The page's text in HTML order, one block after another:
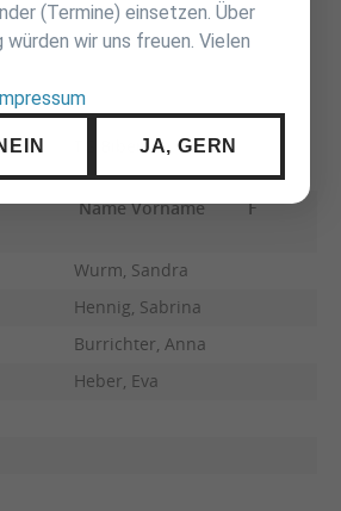
TG Biberach
Name Vorname F
Wurm, Sandra
Hennig, Sabrina
Burrichter, Anna
Heber, Eva
(Termine) einsetzen. Über
würden wir uns freuen. Vielen
JA, GERN